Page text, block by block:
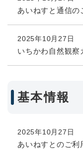
あいねすと通信の
2025年10月27日
いちかわ自然観察
基本情報
2025年10月27日
あいねすとのご利